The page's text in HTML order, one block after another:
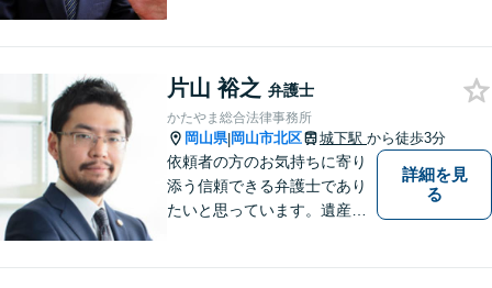
んなささいなことでも構いま
せん。お気軽にご相談くださ
い。【土曜日も受付可能】
【専用駐車場あり】
片山 裕之 弁護士
かたやま総合法律事務所
岡山県|岡山市北区 城下駅 から徒歩3分
依頼者の方のお気持ちに寄り
添う信頼できる弁護士であり
たいと思っています。遺産分
詳細を見
る